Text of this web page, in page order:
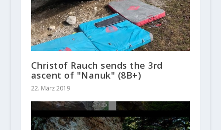
Christof Rauch sends the 3rd
ascent of "Nanuk" (8B+)
22. März 2019